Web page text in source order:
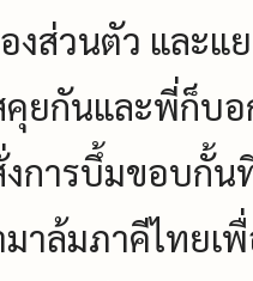
งส่วนตัว และแ
คุยกันและพี่ก็บ
งการบึ้มขอบกั้
มาล้มภาคีไท